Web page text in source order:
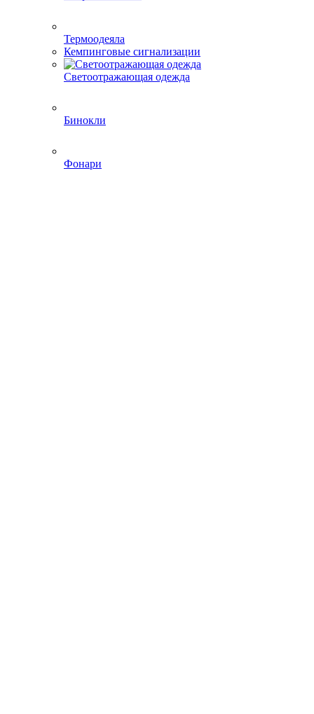
Термоодеяла
Кемпинговые сигнализации
Светоотражающая одежда
Бинокли
Фонари